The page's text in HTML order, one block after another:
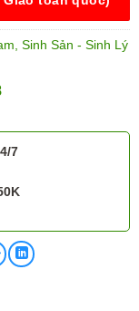
Sinh Sản - Sinh Lý
7